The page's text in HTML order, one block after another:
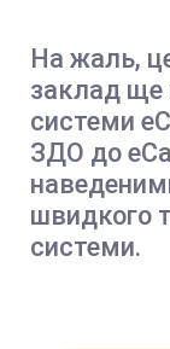
На жаль,
заклад ще
системи
ЗДО до
швидкого
системи.